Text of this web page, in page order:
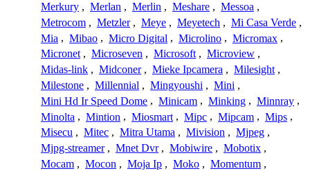
Merkury , Merlan , Merlin , Meshare , Messoa ,
Metrocom , Metzler , Meye , Meyetech , Mi Casa Verde ,
Mia , Mibao , Micro Digital , Microlino , Micromax ,
Micronet , Microseven , Microsoft , Microview ,
Midas-link , Midconer , Mieke Ipcamera , Milesight ,
Milestone , Millennial , Mingyoushi , Mini ,
Mini Hd Ir Speed Dome , Minicam , Minking , Minnray ,
Minolta , Mintion , Miosmart , Mipc , Mipcam , Mips ,
Misecu , Mitec , Mitra Utama , Mivision , Mjpeg ,
Mjpg-streamer , Mnet Dvr , Mobiwire , Mobotix ,
Mocam , Mocon , Moja Ip , Moko , Momentum ,